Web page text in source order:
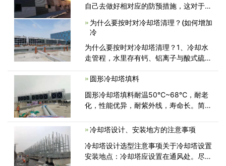
自己去做好相对应的防预措施，这对于我
况，我们应该怎么做预防呢?下面针对这
个问题具体分析一下。 玻璃钢冷却塔<
为什么要按时对冷却塔清理？(如何增加
冷
为什么要按时对冷却塔清理？1、冷却水
走管程，水里存有钙、铝离子与酸式硫化
硫化物；2、冷却水中的溶氧会导致电化
学腐蚀，造成锈垢，会阻塞管道，造成冷
却塔<
圆形冷却塔填料
圆形冷却塔填料耐温50℃~68℃，耐老
化，性能优异，耐紫外线，寿命长。简单
热，延长冷却水停留时间，增加换热面
用需要冷却的<
冷却塔设计、安装地方的注意事项
冷却塔设计选型注意事项关于冷却塔设置
安装地点：冷却塔应设置在通风处。尽量